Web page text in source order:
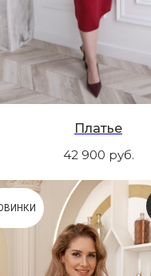
Платье
42 900 руб.